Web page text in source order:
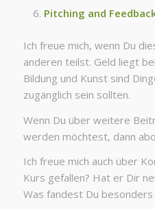
Pitching and
Ich freue mich, wenn Du
anderen teilst. Geld liegt
Bildung und Kunst sind
zugänglich sein sollten.
Wenn Du über weitere
werden möchtest, dann
Ich freue mich auch über
Kurs gefallen? Hat er Dir
Was fandest Du besonders